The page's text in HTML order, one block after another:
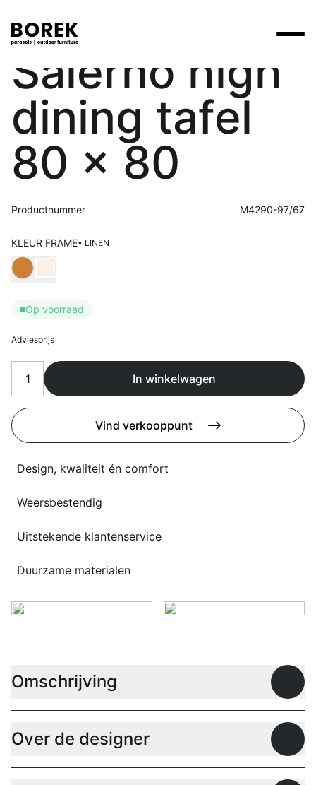
Producten
Alle producten
Tafels
Collecties
Merken
Ontdek onze merken
Borek
Verkooppunten
Flagship stores
Designers
Prijscatalogi
Flagship stores
Contact
3D modellen
Support
Zoek
Salerno high
dining tafel
80 x 80
Productnummer M4290-97/67
KLEUR FRAME• LINEN
Kies Kleur frame
Op voorraad
Adviesprijs
In winkelwagen
Vind verkooppunt
Design, kwaliteit én comfort
Weersbestendig
Uitstekende klantenservice
Duurzame materialen
Omschrijving
Over de designer